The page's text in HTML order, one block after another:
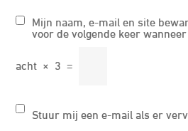
Mijn naam, e-mail en site
voor de volgende keer
acht × 3 =
Stuur mij een e-mail als er